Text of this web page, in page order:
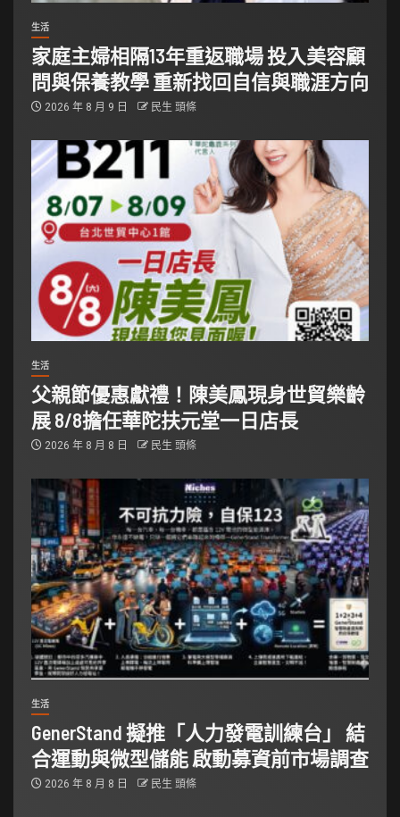
生活
家庭主婦相隔13年重返職場 投入美容顧
問與保養教學 重新找回自信與職涯方向
2026 年 8 月 9 日 民生 頭條
生活
父親節優惠獻禮！陳美鳳現身世貿樂齡
展 8/8擔任華陀扶元堂一日店長
2026 年 8 月 8 日 民生 頭條
生活
GenerStand 擬推「人力發電訓練台」 結
合運動與微型儲能 啟動募資前市場調查
2026 年 8 月 8 日 民生 頭條